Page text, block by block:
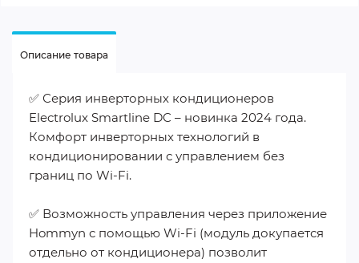
Описание товара
✅ Серия инверторных кондиционеров
Electrolux Smartline DC – новинка 2024 года.
Комфорт инверторных технологий в
кондиционировании с управлением без
границ по Wi-Fi.
✅ Возможность управления через приложение
Hommyn с помощью Wi-Fi (модуль докупается
отдельно от кондиционера) позволит